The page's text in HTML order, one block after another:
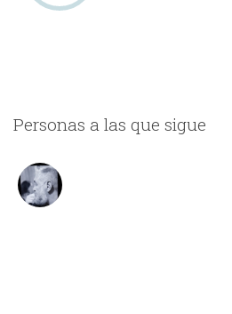
Personas a las que sigue